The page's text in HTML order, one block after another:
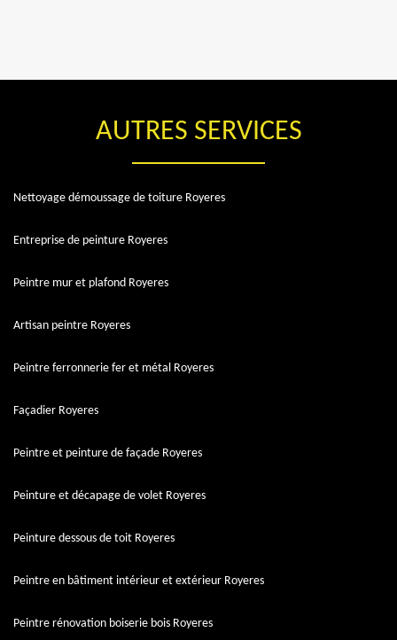
AUTRES SERVICES
Nettoyage démoussage de toiture Royeres
Entreprise de peinture Royeres
Peintre mur et plafond Royeres
Artisan peintre Royeres
Peintre ferronnerie fer et métal Royeres
Façadier Royeres
Peintre et peinture de façade Royeres
Peinture et décapage de volet Royeres
Peinture dessous de toit Royeres
Peintre en bâtiment intérieur et extérieur Royeres
Peintre rénovation boiserie bois Royeres